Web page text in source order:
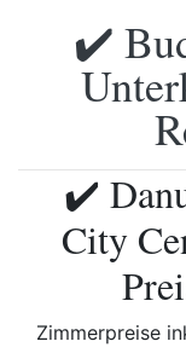
✔️
✔️
City
Zimmerpreise